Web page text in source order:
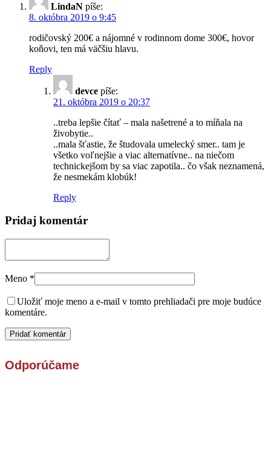
LindaN píše:
8. októbra 2019 o 9:45
rodičovský 200€ a nájomné v rodinnom dome 300€, hovor
koňovi, ten má väčšiu hlavu.
Reply
devce píše:
21. októbra 2019 o 20:37
..treba lepšie čítať – mala našetrené a to míňala na
živobytie..
..mala šťastie, že študovala umelecký smer.. tam je
všetko voľnejšie a viac alternatívne.. na niečom
technickejšom by sa viac zapotila.. čo však neznamená,
že nesmekám klobúk!
Reply
Pridaj komentár
Meno *
Uložiť moje meno a e-mail v tomto prehliadači pre moje budúce
komentáre.
Odporúčame